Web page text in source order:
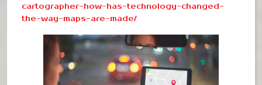
cartographer-how-has-technology-changed-
the-way-maps-are-made/